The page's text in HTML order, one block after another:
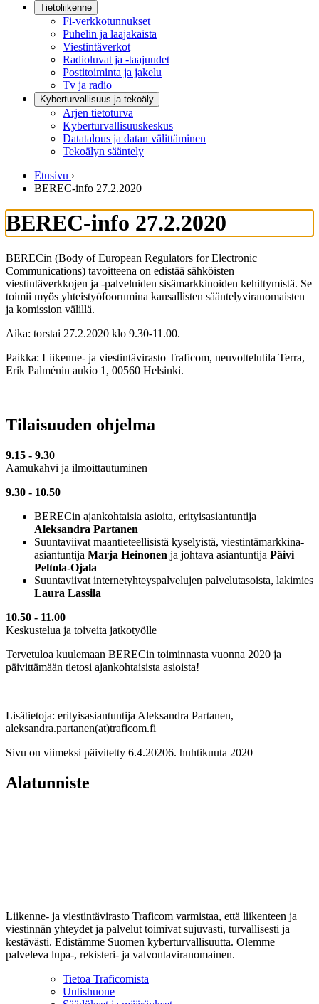
Tietoliikenne
Fi-verkkotunnukset
Puhelin ja laajakaista
Viestintäverkot
Radioluvat ja -taajuudet
Postitoiminta ja jakelu
Tv ja radio
Kyberturvallisuus ja tekoäly
Arjen tietoturva
Kyberturvallisuuskeskus
Datatalous ja datan välittäminen
Tekoälyn sääntely
Etusivu ›
BEREC-info 27.2.2020
BEREC-info 27.2.2020
BERECin (Body of European Regulators for Electronic
Communications) tavoitteena on edistää sähköisten
viestintäverkkojen ja -palveluiden sisämarkkinoiden kehittymistä. Se
toimii myös yhteistyöfoorumina kansallisten sääntelyviranomaisten
ja komission välillä.
Aika: torstai 27.2.2020 klo 9.30-11.00.
Paikka: Liikenne- ja viestintävirasto Traficom, neuvottelutila Terra,
Erik Palménin aukio 1, 00560 Helsinki.
Tilaisuuden ohjelma
9.15 - 9.30
Aamukahvi ja ilmoittautuminen
9.30 - 10.50
BERECin ajankohtaisia asioita, erityisasiantuntija
Aleksandra Partanen
Suuntaviivat maantieteellisistä kyselyistä, viestintämarkkina-
asiantuntija Marja Heinonen ja johtava asiantuntija Päivi
Peltola-Ojala
Suuntaviivat internetyhteyspalvelujen palvelutasoista, lakimies
Laura Lassila
10.50 - 11.00
Keskustelua ja toiveita jatkotyölle
Tervetuloa kuulemaan BERECin toiminnasta vuonna 2020 ja
päivittämään tietosi ajankohtaisista asioista!
Lisätietoja: erityisasiantuntija Aleksandra Partanen,
aleksandra.partanen(at)traficom.fi
Sivu on viimeksi päivitetty 6.4.20206. huhtikuuta 2020
Alatunniste
Liikenne- ja viestintävirasto Traficom varmistaa, että liikenteen ja
viestinnän yhteydet ja palvelut toimivat sujuvasti, turvallisesti ja
kestävästi. Edistämme Suomen kyberturvallisuutta. Olemme
palveleva lupa-, rekisteri- ja valvontaviranomainen.
Tietoa Traficomista
Uutishuone